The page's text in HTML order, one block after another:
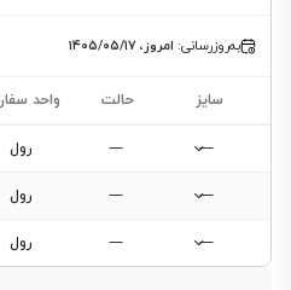
فیلتر
به‌روزرسانی: امروز، ۱۴۰۵/۰۵/۱۷
سایز حالت واحد
—
— رول
—
— رول
—
— رول